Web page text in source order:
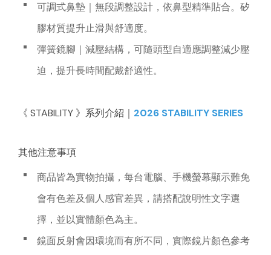
可調式鼻墊｜無段調整設計，依鼻型精準貼合。矽
膠材質提升止滑與舒適度。
彈簧鏡腳｜減壓結構，可隨頭型自適應調整減少壓
迫，提升長時間配戴舒適性。
《 STABILITY 》系列介紹｜ 2026 STABILITY SERIES
其他注意事項
商品皆為實物拍攝，每台電腦、手機螢幕顯示難免
會有色差及個人感官差異，請搭配說明性文字選
擇，並以實體顏色為主。
鏡面反射會因環境而有所不同，實際鏡片顏色參考